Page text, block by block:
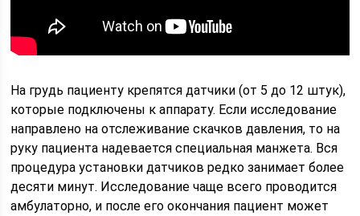
На грудь пациенту крепятся датчики (от 5 до 12 штук),
которые подключены к аппарату. Если исследование
направлено на отслеживание скачков давления, то на
руку пациента надевается специальная манжета. Вся
процедура установки датчиков редко занимает более
десяти минут. Исследование чаще всего проводится
амбулаторно, и после его окончания пациент может